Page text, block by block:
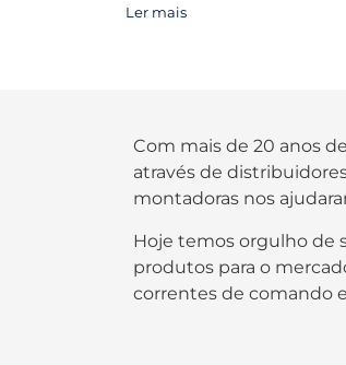
Ler mais
Com mais de 20 anos
através de
montadoras nos
Hoje temos orgulho de
produtos para o
correntes de comando